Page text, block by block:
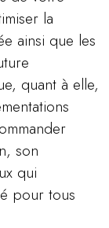
la
ainsi que les
quant à elle,
son
qui
pour tous